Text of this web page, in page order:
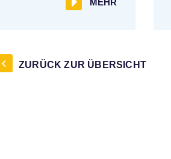
ZURÜCK ZUR ÜBERSICHT